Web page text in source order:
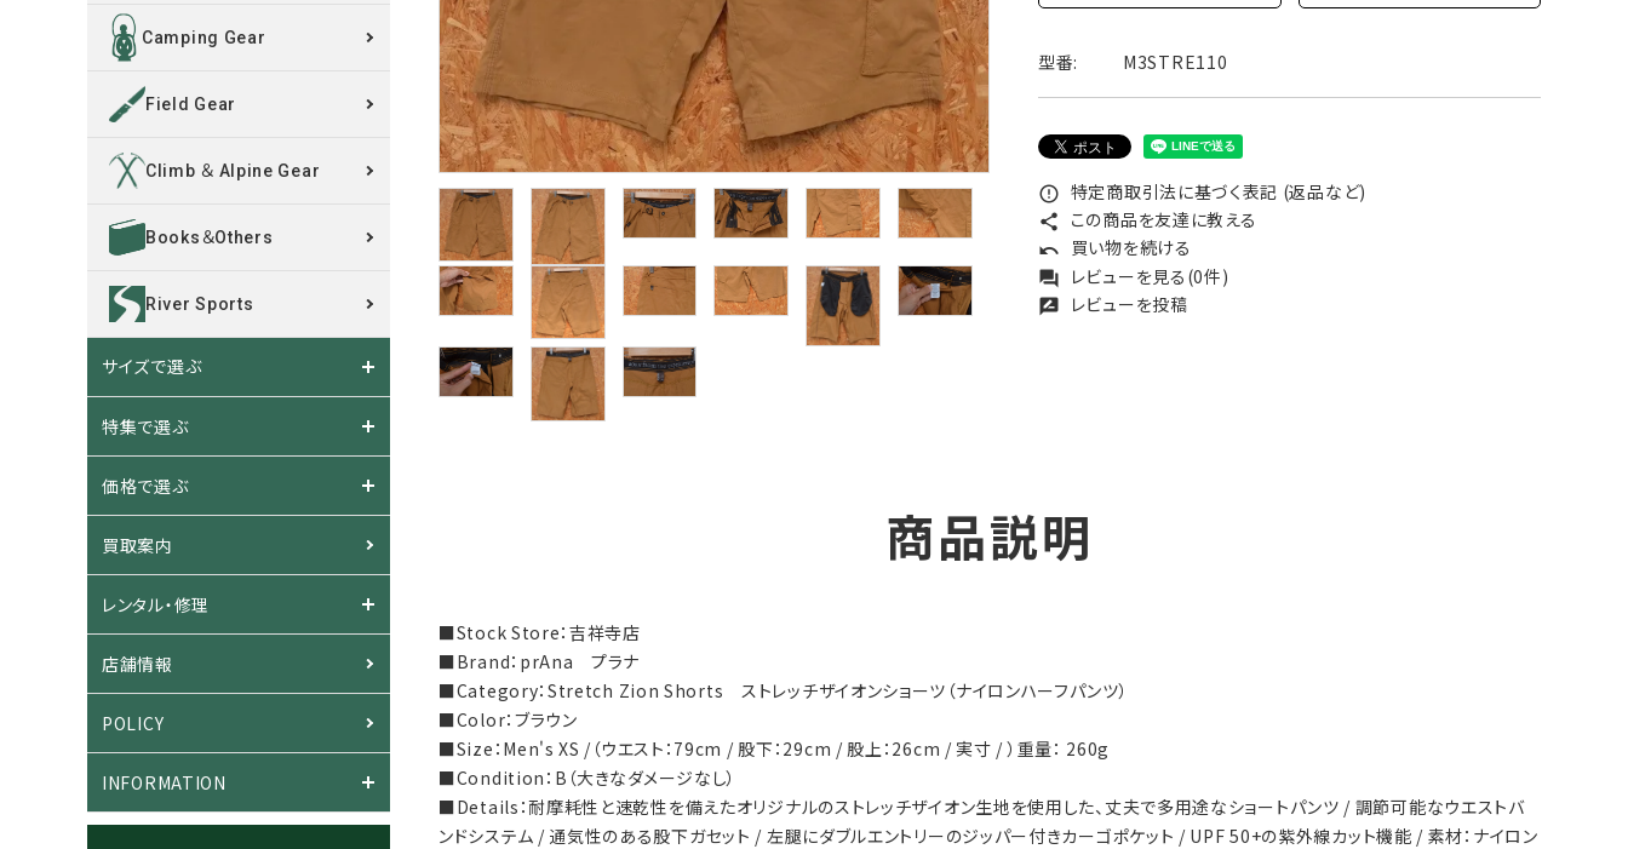
ACCOUNT MENU
ようこそ ゲスト 様
ログイン
型番: M3STRE110
error_outline 特定商取引法に基づく表記 (返品など)
share この商品を友達に教える
undo 買い物を続ける
forum レビューを見る(0件)
rate_review レビューを投稿
商品説明
■Stock Store：吉祥寺店
■Brand：prAna プラナ
■Category：Stretch Zion Shorts ストレッチザイオンショーツ（ナイロンハーフパンツ）
■Color：ブラウン
■Size：Men's XS /（ウエスト：79cm / 股下：29cm / 股上：26cm / 実寸 / ）重量： 260g
■Condition：B（大きなダメージなし）
■Details：耐摩耗性と速乾性を備えたオリジナルのストレッチザイオン生地を使用した、丈夫で多用途なショートパンツ / 調節可能なウエストバ
ンドシステム / 通気性のある股下ガセット / 左腿にダブルエントリーのジッパー付きカーゴポケット / UPF 50+の紫外線カット機能 / 素材：ナイロン
Camping Gear
Field Gear
Climb ＆ Alpine Gear
Books＆Others
River Sports
サイズで選ぶ
特集で選ぶ
価格で選ぶ
買取案内
レンタル・修理
店舗情報
POLICY
INFORMATION